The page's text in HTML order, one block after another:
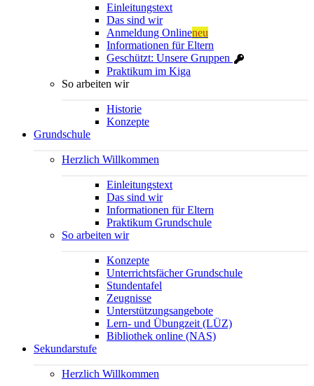
Einleitungstext
Das sind wir
Anmeldung Onlineneu
Informationen für Eltern
Geschützt: Unsere Gruppen
Praktikum im Kiga
So arbeiten wir
Historie
Konzepte
Grundschule
Herzlich Willkommen
Einleitungstext
Das sind wir
Informationen für Eltern
Praktikum Grundschule
So arbeiten wir
Konzepte
Unterrichtsfächer Grundschule
Stundentafel
Zeugnisse
Unterstützungsangebote
Lern- und Übungzeit (LÜZ)
Bibliothek online (NAS)
Sekundarstufe
Herzlich Willkommen